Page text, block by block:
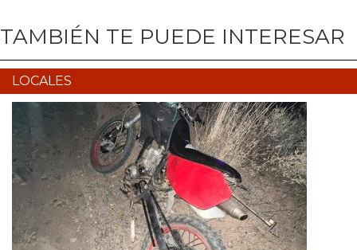
TAMBIÉN TE PUEDE INTERESAR
LOCALES